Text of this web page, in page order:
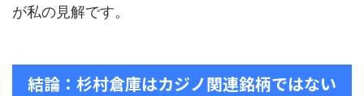
が私の見解です。
結論：杉村倉庫はカジノ関連銘柄ではない